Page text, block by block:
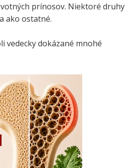
prínosov. Niektoré druhy
ako ostatné.
dokázané mnohé